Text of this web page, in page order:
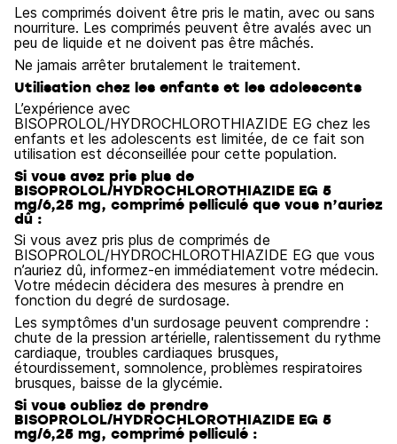
Les comprimés doivent être pris le matin, avec ou sans
nourriture. Les comprimés peuvent être avalés avec un
peu de liquide et ne doivent pas être mâchés.
Ne jamais arrêter brutalement le traitement.
Utilisation chez les enfants et les adolescents
L’expérience avec
BISOPROLOL/HYDROCHLOROTHIAZIDE EG chez les
enfants et les adolescents est limitée, de ce fait son
utilisation est déconseillée pour cette population.
Si vous avez pris plus de
BISOPROLOL/HYDROCHLOROTHIAZIDE EG 5
mg/6,25 mg, comprimé pelliculé que vous n’auriez
dû :
Si vous avez pris plus de comprimés de
BISOPROLOL/HYDROCHLOROTHIAZIDE EG que vous
n’auriez dû, informez-en immédiatement votre médecin.
Votre médecin décidera des mesures à prendre en
fonction du degré de surdosage.
Les symptômes d'un surdosage peuvent comprendre :
chute de la pression artérielle, ralentissement du rythme
cardiaque, troubles cardiaques brusques,
étourdissement, somnolence, problèmes respiratoires
brusques, baisse de la glycémie.
Si vous oubliez de prendre
BISOPROLOL/HYDROCHLOROTHIAZIDE EG 5
mg/6,25 mg, comprimé pelliculé :